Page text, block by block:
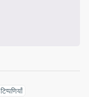
टिप्पणियाँ